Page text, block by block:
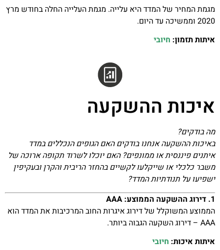
מגמת המחיר של המדד היא עלייה. מגמת העלייה החלה בחודש מרץ
2020 וממשיכה עד היום.
איתות תזמון: חיובי
איכות ההשקעה
מה בודקים?
באיכות ההשקעה אנחנו בודקים האם הגופים הנכללים במדד
איתנים פיננסית או ממונפים? האם יוכלו לשרוד תקופה ארוכה של
משבר כלכלי או שייקלעו לקשיים בהחזר הריבית והקרן ובעקיפין
ישפיעו על תנודתיות המדד?
1. דירוג ההשקעה הממוצע: AAA
הממוצע המשוקלל של דירוג איגרות החוב המרכיבות את המדד הוא
AAA – דירוג השקעה הגבוה ביותר.
איתות איכות: חיובי